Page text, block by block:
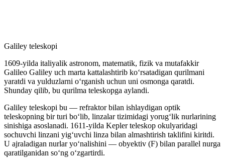
Galiley teleskopi
1609-yilda italiyalik astronom, matematik, fizik va mutafakkir
Galileo Galiley uch marta kattalashtirib koʻrsatadigan qurilmani
yaratdi va yulduzlarni oʻrganish uchun uni osmonga qaratdi.
Shunday qilib, bu qurilma teleskopga aylandi.
Galiley teleskopi bu — refraktor bilan ishlaydigan optik
teleskopning bir turi boʻlib, linzalar tizimidagi yorugʻlik nurlarining
sinishiga asoslanadi. 1611-yilda Kepler teleskop okulyaridagi
sochuvchi linzani yigʻuvchi linza bilan almashtirish taklifini kiritdi.
U ajraladigan nurlar yoʻnalishini — obyektiv (F) bilan parallel nurga
qaratilganidan soʻng oʻzgartirdi.